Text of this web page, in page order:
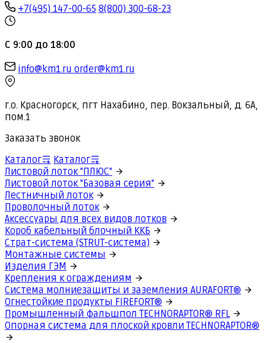
+7(495) 147-00-65 8(800) 300-68-23
С 9:00 до 18:00
info@km1.ru order@km1.ru
г.о. Красногорск, пгт Нахабино, пер. Вокзальный, д. 6А,
пом.1
Заказать звонок
Каталог
Каталог
Листовой лоток "ПЛЮС"
Листовой лоток "Базовая серия"
Лестничный лоток
Проволочный лоток
Аксессуары для всех видов лотков
Короб кабельный блочный ККБ
Страт-система (STRUT-система)
Монтажные системы
Изделия ГЭМ
Крепления к ограждениям
Система молниезащиты и заземления AURAFORT®
Огнестойкие продукты FIREFORT®
Промышленный фальшпол TECHNORAPTOR® RFL
Опорная система для плоской кровли TECHNORAPTOR®